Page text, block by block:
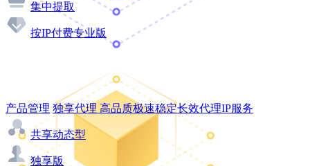
集中提取
按IP付费专业版
产品管理 独享代理 高品质极速稳定长效代理IP服务
共享动态型
独享版